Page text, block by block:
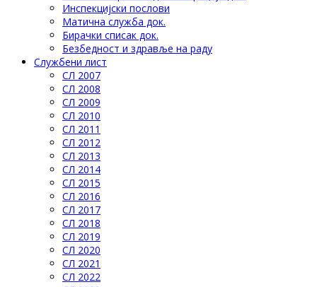
Инспекцијски послови
Матична служба док.
Бирачки списак док.
Безбедност и здравље на раду
Службени лист
СЛ 2007
СЛ 2008
СЛ 2009
СЛ 2010
СЛ 2011
СЛ 2012
СЛ 2013
СЛ 2014
СЛ 2015
СЛ 2016
СЛ 2017
СЛ 2018
СЛ 2019
СЛ 2020
СЛ 2021
СЛ 2022